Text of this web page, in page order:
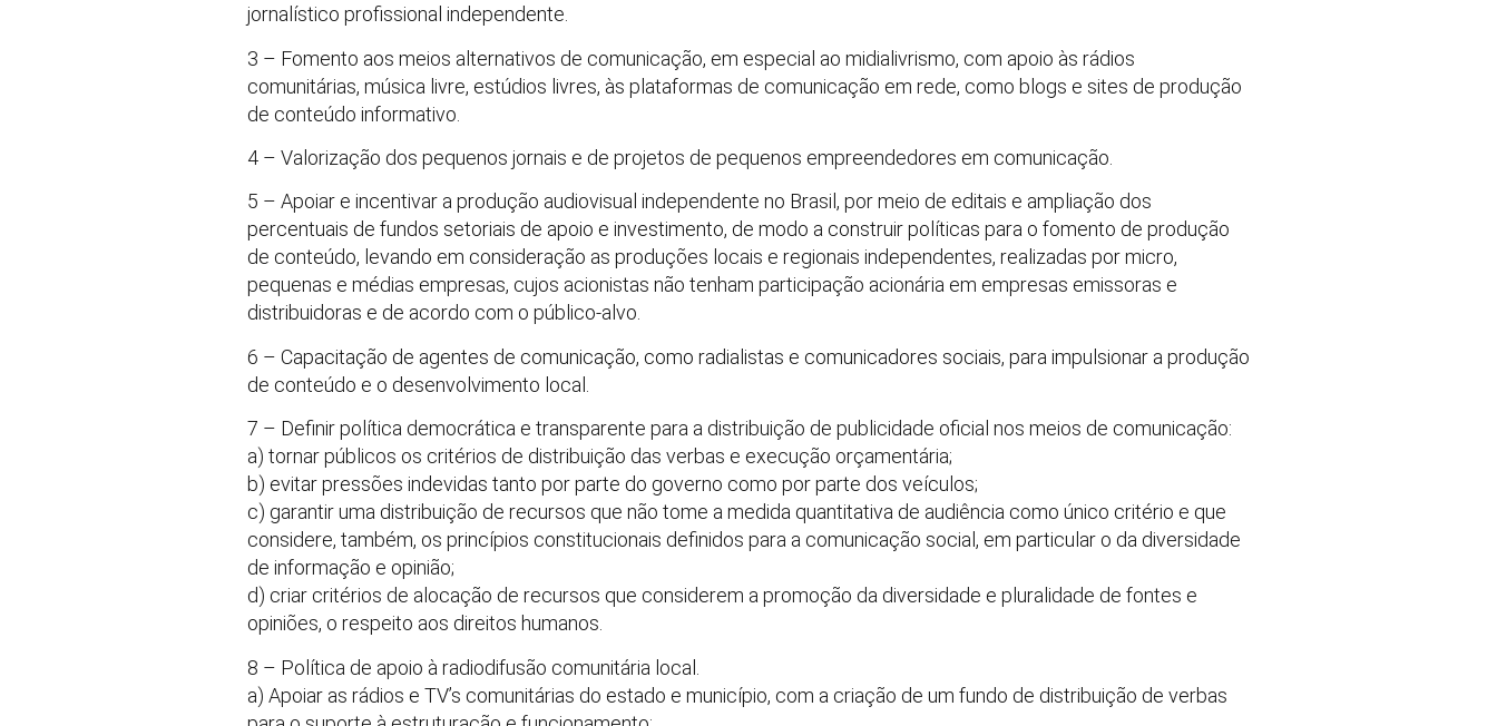
jornalístico profissional independente.
3 – Fomento aos meios alternativos de comunicação, em especial ao midialivrismo, com apoio às rádios
comunitárias, música livre, estúdios livres, às plataformas de comunicação em rede, como blogs e sites de produção
de conteúdo informativo.
4 – Valorização dos pequenos jornais e de projetos de pequenos empreendedores em comunicação.
5 – Apoiar e incentivar a produção audiovisual independente no Brasil, por meio de editais e ampliação dos
percentuais de fundos setoriais de apoio e investimento, de modo a construir políticas para o fomento de produção
de conteúdo, levando em consideração as produções locais e regionais independentes, realizadas por micro,
pequenas e médias empresas, cujos acionistas não tenham participação acionária em empresas emissoras e
distribuidoras e de acordo com o público-alvo.
6 – Capacitação de agentes de comunicação, como radialistas e comunicadores sociais, para impulsionar a produção
de conteúdo e o desenvolvimento local.
7 – Definir política democrática e transparente para a distribuição de publicidade oficial nos meios de comunicação:
a) tornar públicos os critérios de distribuição das verbas e execução orçamentária;
b) evitar pressões indevidas tanto por parte do governo como por parte dos veículos;
c) garantir uma distribuição de recursos que não tome a medida quantitativa de audiência como único critério e que
considere, também, os princípios constitucionais definidos para a comunicação social, em particular o da diversidade
de informação e opinião;
d) criar critérios de alocação de recursos que considerem a promoção da diversidade e pluralidade de fontes e
opiniões, o respeito aos direitos humanos.
8 – Política de apoio à radiodifusão comunitária local.
a) Apoiar as rádios e TV’s comunitárias do estado e município, com a criação de um fundo de distribuição de verbas